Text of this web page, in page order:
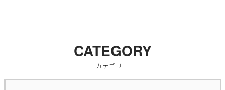
CATEGORY
カテゴリー